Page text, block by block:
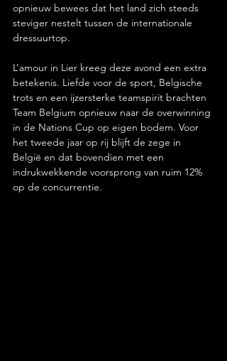
opnieuw bewees dat het land zich steeds
steviger nestelt tussen de internationale
dressuurtop.
L’amour in Lier kreeg deze avond een extra
betekenis. Liefde voor de sport, Belgische
trots en een ijzersterke teamspirit brachten
Team Belgium opnieuw naar de overwinning
in de Nations Cup op eigen bodem. Voor
het tweede jaar op rij blijft de zege in
België en dat bovendien met een
indrukwekkende voorsprong van ruim 12%
op de concurrentie.